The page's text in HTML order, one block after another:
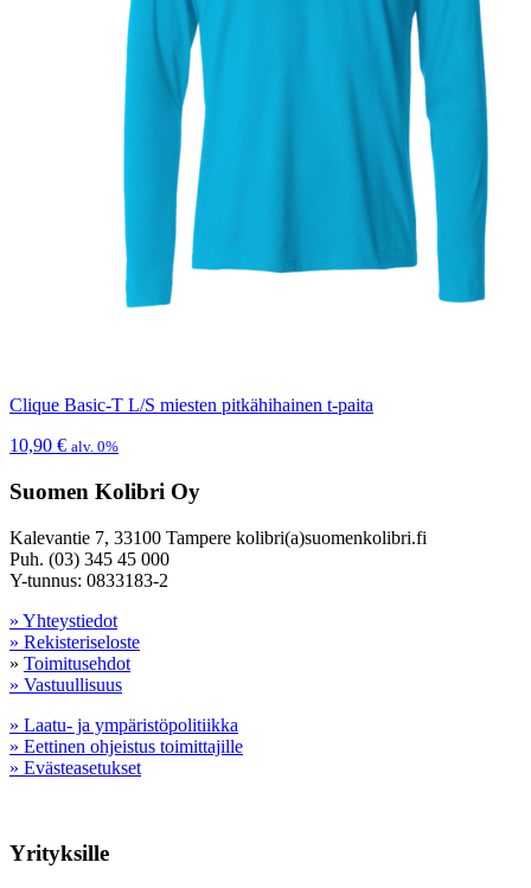
Clique Basic-T L/S miesten pitkähihainen t-paita
10,90 € alv. 0%
Suomen Kolibri Oy
Kalevantie 7, 33100 Tampere kolibri(a)suomenkolibri.fi
Puh. (03) 345 45 000
Y-tunnus: 0833183-2
» Yhteystiedot
» Rekisteriseloste
» Toimitusehdot
» Vastuullisuus
» Laatu- ja ympäristöpolitiikka
» Eettinen ohjeistus toimittajille
» Evästeasetukset
Yrityksille